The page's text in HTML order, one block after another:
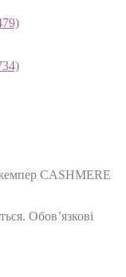
CASHMERE
Обов’язкові